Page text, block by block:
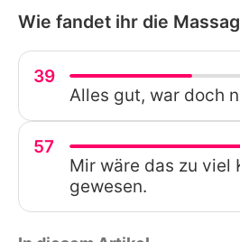
Wie fandet ihr die
39
Alles gut, war doch
57
Mir wäre das zu viel
gewesen.